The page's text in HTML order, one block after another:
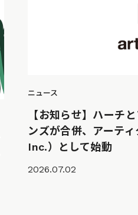
ニュース
【お知らせ】ハーチ
ンズが合併、アーテ
Inc.）として始動
2026.07.02